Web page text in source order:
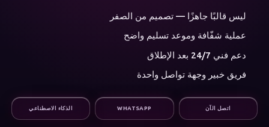
الحلول
الورشة
الخدمات
تطوير الويب
استشارات العلامة التجارية
التسويق الرقمي
ليس قالبًا جاهزًا — تصميم من الصفر
عملية شفّافة وموعد تسليم واضح
دعم فني 24/7 بعد الإطلاق
فريق خبير وجهة تواصل واحدة
اتصل الآن WHATSAPP الذكاء الاصطناعي